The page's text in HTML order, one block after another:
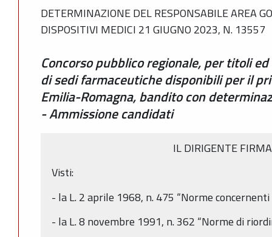
DETERMINAZIONE DEL RESPONSABILE AREA
DISPOSITIVI MEDICI 21 GIUGNO 2023, N. 13557
Concorso pubblico regionale, per titoli
di sedi farmaceutiche disponibili per il
Emilia-Romagna, bandito con
- Ammissione candidati
IL DIRIGENTE
Visti:
- la L. 2 aprile 1968, n. 475 “Norme
- la L. 8 novembre 1991, n. 362 “Norme di